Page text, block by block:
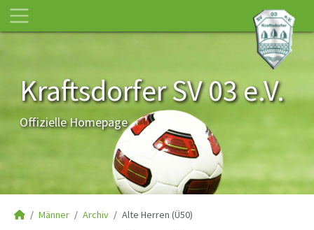
Kraftsdorfer SV 03 e.V.
Offizielle Homepage
Männer Archiv Alte Herren (Ü50)